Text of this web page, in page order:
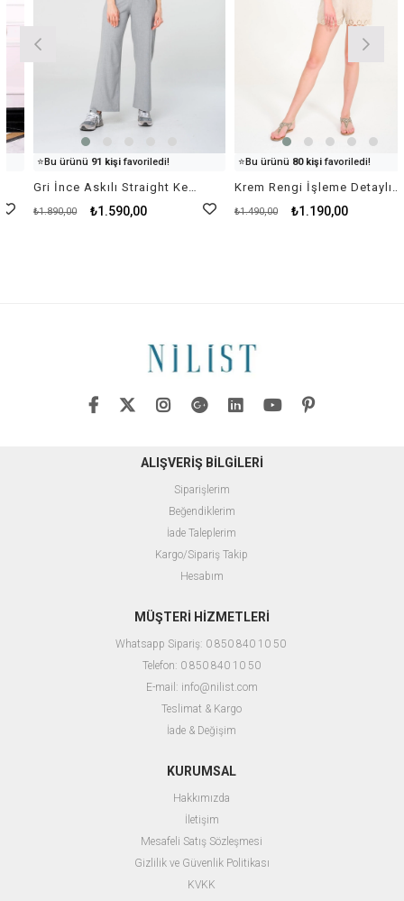
47 kişiinceliyor!
Bu ürünü91 kişi favoriledi!
16 kişi sepetine ekledi!
Gri İnce Askılı Straight Kesim Tulum
₺1.590,00
₺1.890,00
42 kişiinceliyor!
Bu ürünü80 kişifavoriledi!
sepetine ekledi!
Krem Rengi İşleme Detaylı Keten Şort Tulum
₺1.190,00
₺1.490,00
ALIŞVERİŞ BİLGİLERİ
Siparişlerim
Beğendiklerim
İade Taleplerim
Kargo/Sipariş Takip
Hesabım
MÜŞTERİ HİZMETLERİ
Whatsapp Sipariş: 0 850 840 10 50
Telefon: 0 850 840 10 50
E-mail: info@nilist.com
Teslimat & Kargo
İade & Değişim
KURUMSAL
Hakkımızda
İletişim
Mesafeli Satış Sözleşmesi
Gizlilik ve Güvenlik Politikası
KVKK